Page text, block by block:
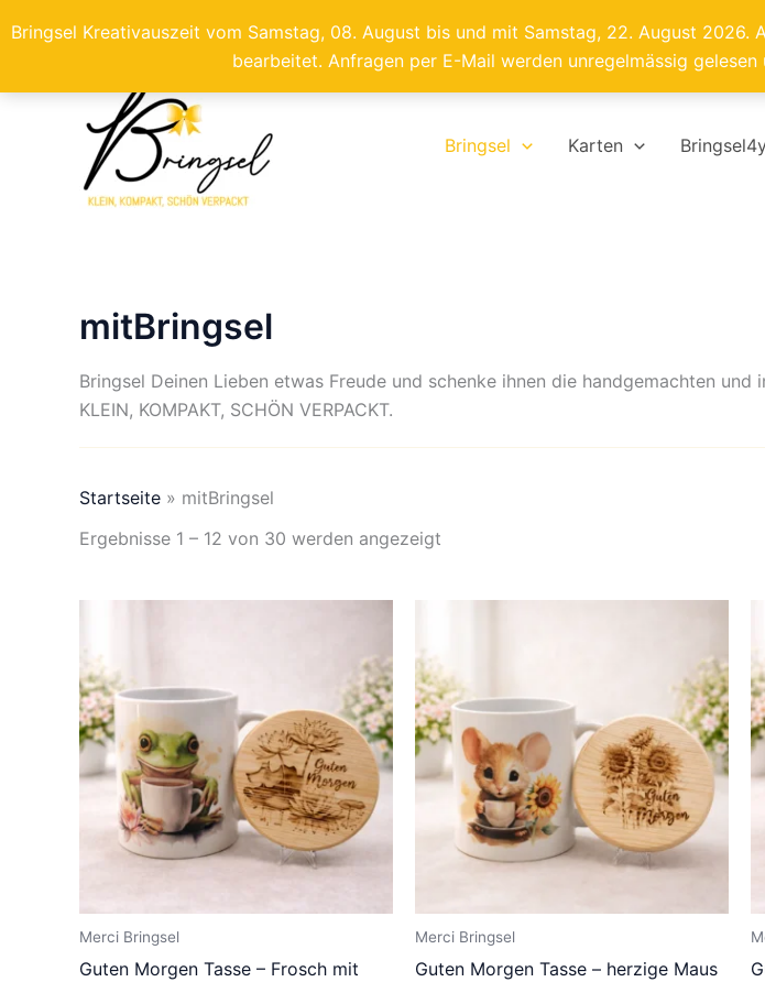
Bringsel Kreativauszeit vom Samstag, 08. August bis und mit Samstag, 22. August
bearbeitet. Anfragen per E-Mail werden unregelmässig
Bringsel Karten
mitBringsel
Bringsel Deinen Lieben etwas Freude und schenke ihnen die handgemachten
KLEIN, KOMPAKT, SCHÖN VERPACKT.
Startseite » mitBringsel
Ergebnisse 1 – 12 von 30 werden angezeigt
Merci Bringsel
Guten Morgen Tasse – Frosch mit
Merci Bringsel
Guten Morgen Tasse – herzige Maus